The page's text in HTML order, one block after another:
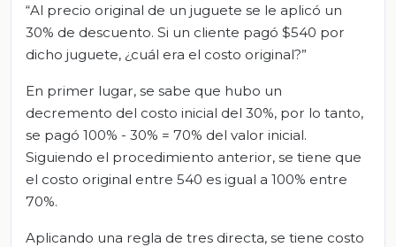
“Al precio original de un juguete se le aplicó un
30% de descuento. Si un cliente pagó $540 por
dicho juguete, ¿cuál era el costo original?”
En primer lugar, se sabe que hubo un
decremento del costo inicial del 30%, por lo tanto,
se pagó 100% - 30% = 70% del valor inicial.
Siguiendo el procedimiento anterior, se tiene que
el costo original entre 540 es igual a 100% entre
70%.
Aplicando una regla de tres directa, se tiene costo